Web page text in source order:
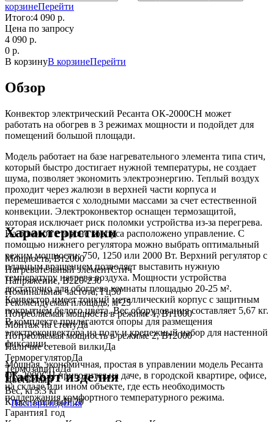
корзинеПерейти
Итого:4 090 p.
Цена по запросу
4 090 p.
0 p.
В корзинуВ корзинеПерейти
Обзор
Конвектор электрический Ресанта ОК-2000СН может
работать на обогрев в 3 режимах мощности и подойдет для
помещений большой площади.
Модель работает на базе нагревательного элемента типа стич,
который быстро достигает нужной температуры, не создает
шума, позволяет экономить электроэнергию. Теплый воздух
проходит через жалюзи в верхней части корпуса и
перемешивается с холодными массами за счет естественной
конвекции. Электроконвектор оснащен термозащитой,
которая исключает риск поломки устройства из-за перегрева.
На боковой стороне корпуса расположено управление. С
помощью нижнего регулятора можно выбрать оптимальный
режим мощности: 750, 1250 или 2000 Вт. Верхний регулятор с
плавным вращением позволяет выставить нужную
температуру нагрева воздуха. Мощности устройства
достаточно для обогрева комнаты площадью 20-25 м².
Конвектор имеет тонкий металлический корпус с защитным
покрытием белого цвета. Вес оборудования составляет 5,67 кг.
В комплекте прилагаются опоры для размещения
электроконвектора на полу и крепежный набор для настенной
фиксации.
Мощная, экономичная, простая в управлении модель Ресанта
ОК-2000СН пригодится на даче, в городской квартире, офисе,
на складе или ином объекте, где есть необходимость
поддержания комфортного температурного режима.
Характеристики
Мощность, Вт2000
Нагревательный элементСтич
Напряжение, В220-230
Номинальная частота, Гц50
Рекомендуемая площадь, м²25
Потребляемая мощность в режиме 1, Вт1000
Монтаж на стенуДа
Потребляемая мощность в режиме 2, Вт2000
Наличие сетевой вилкиДа
ТерморегуляторДа
ТермозащитаДа
ЦветБелый
Вес, кг3.3 кг
Класс защитыIP 20
Гарантия1 год
Паспорт изделия
Паспорт изделия